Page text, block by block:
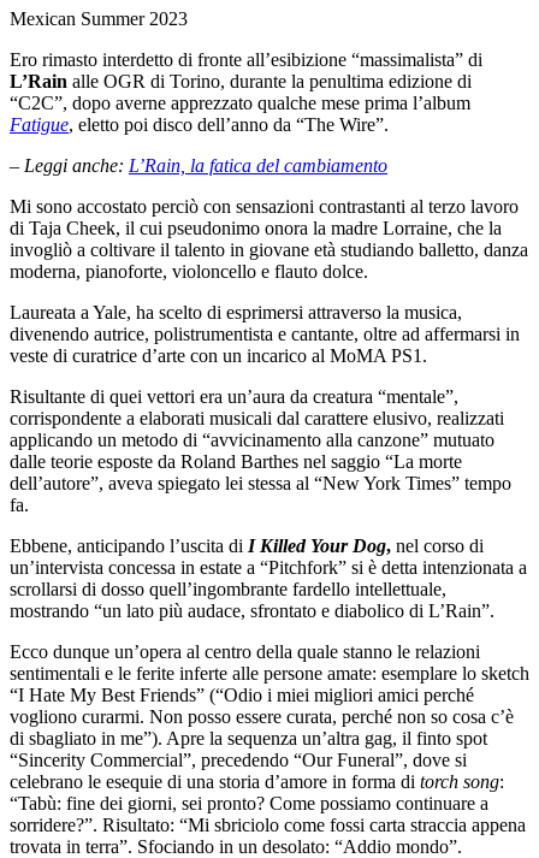
Mexican Summer 2023
Ero rimasto interdetto di fronte all’esibizione “massimalista” di
L’Rain alle OGR di Torino, durante la penultima edizione di
“C2C”, dopo averne apprezzato qualche mese prima l’album
Fatigue, eletto poi disco dell’anno da “The Wire”.
– Leggi anche: L’Rain, la fatica del cambiamento
Mi sono accostato perciò con sensazioni contrastanti al terzo lavoro
di Taja Cheek, il cui pseudonimo onora la madre Lorraine, che la
invogliò a coltivare il talento in giovane età studiando balletto, danza
moderna, pianoforte, violoncello e flauto dolce.
Laureata a Yale, ha scelto di esprimersi attraverso la musica,
divenendo autrice, polistrumentista e cantante, oltre ad affermarsi in
veste di curatrice d’arte con un incarico al MoMA PS1.
Risultante di quei vettori era un’aura da creatura “mentale”,
corrispondente a elaborati musicali dal carattere elusivo, realizzati
applicando un metodo di “avvicinamento alla canzone” mutuato
dalle teorie esposte da Roland Barthes nel saggio “La morte
dell’autore”, aveva spiegato lei stessa al “New York Times” tempo
fa.
Ebbene, anticipando l’uscita di I Killed Your Dog, nel corso di
un’intervista concessa in estate a “Pitchfork” si è detta intenzionata a
scrollarsi di dosso quell’ingombrante fardello intellettuale,
mostrando “un lato più audace, sfrontato e diabolico di L’Rain”.
Ecco dunque un’opera al centro della quale stanno le relazioni
sentimentali e le ferite inferte alle persone amate: esemplare lo sketch
“I Hate My Best Friends” (“Odio i miei migliori amici perché
vogliono curarmi. Non posso essere curata, perché non so cosa c’è
di sbagliato in me”). Apre la sequenza un’altra gag, il finto spot
“Sincerity Commercial”, precedendo “Our Funeral”, dove si
celebrano le esequie di una storia d’amore in forma di torch song:
“Tabù: fine dei giorni, sei pronto? Come possiamo continuare a
sorridere?”. Risultato: “Mi sbriciolo come fossi carta straccia appena
trovata in terra”. Sfociando in un desolato: “Addio mondo”.